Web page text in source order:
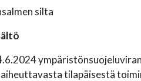
silta
tilapäisestä